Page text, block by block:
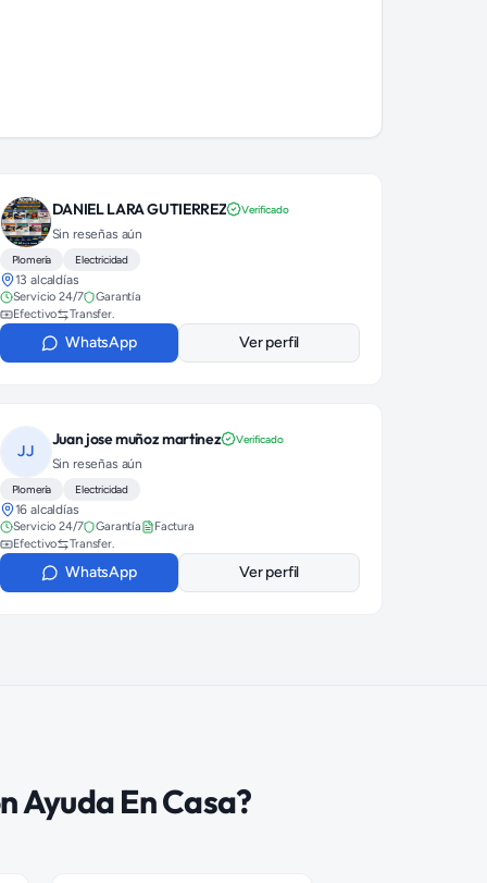
DANIEL LARA GUTIERREZ Verificado
Sin reseñas aún
Plomería Electricidad
13 alcaldías
Servicio 24/7
Garantía
Efectivo
Transfer.
WhatsApp Ver perfil
JJ
Juan jose muñoz martinez Verificado
Sin reseñas aún
Plomería Electricidad
16 alcaldías
Servicio 24/7 Garantía
Factura
Efectivo
Transfer.
WhatsApp Ver perfil
Ayuda En Casa?